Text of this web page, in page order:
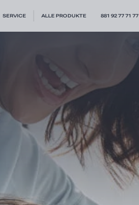
SERVICE ALLE PRODUKTE 881 92 77 71 77